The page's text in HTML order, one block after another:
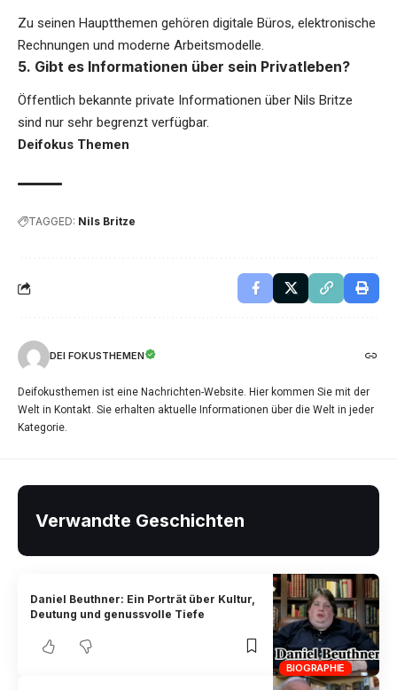
Zu seinen Hauptthemen gehören digitale Büros, elektronische
Rechnungen und moderne Arbeitsmodelle.
5. Gibt es Informationen über sein Privatleben?
Öffentlich bekannte private Informationen über Nils Britze
sind nur sehr begrenzt verfügbar.
Deifokus Themen
TAGGED: Nils Britze
DEI FOKUSTHEMEN
Deifokusthemen ist eine Nachrichten-Website. Hier kommen Sie mit der
Welt in Kontakt. Sie erhalten aktuelle Informationen über die Welt in jeder
Kategorie.
Verwandte Geschichten
BIOGRAPHIE
Daniel Beuthner: Ein Porträt über Kultur,
Deutung und genussvolle Tiefe